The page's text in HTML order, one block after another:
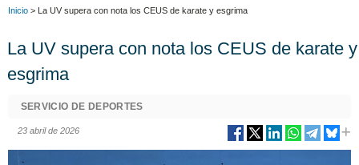
Inicio > La UV supera con nota los CEUS de karate y esgrima
La UV supera con nota los CEUS de karate y
esgrima
SERVICIO DE DEPORTES
23 abril de 2026